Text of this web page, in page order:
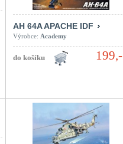
AH 64A APACHE IDF
Výrobce: Academy
199,-